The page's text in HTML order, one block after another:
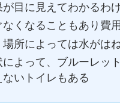
が目に見えてわかるわ
なくなることもあり費
場所によっては水がは
によって、ブルーレッ
ないトイレもある